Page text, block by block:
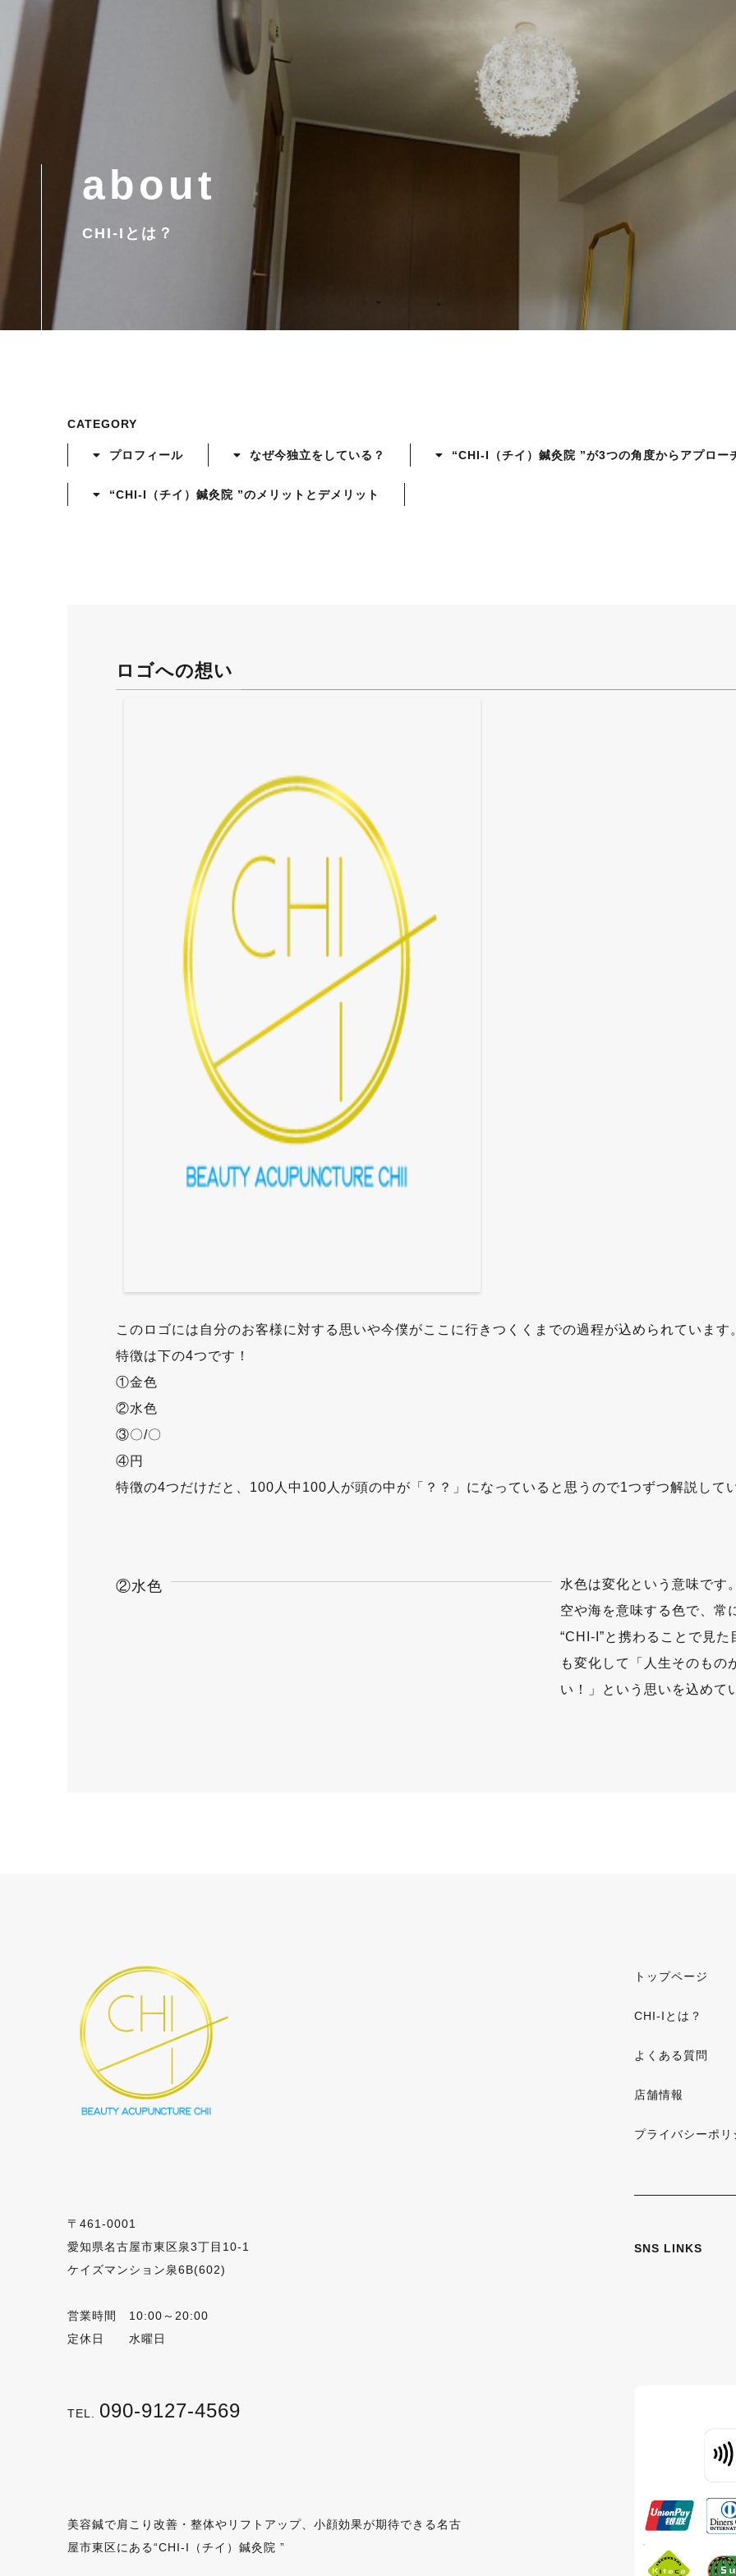
about
CHI-Iとは？
CATEGORY
プロフィール なぜ今独立をしている？ “CHI-I（チイ）鍼灸院 ”が3つの角度からアプロー
“CHI-I（チイ）鍼灸院 ”のメリットとデメリット
ロゴへの想い
このロゴには自分のお客様に対する思いや今僕がここに行きつくくまでの過程が込められています
​特徴は下の4つです！
①金色
②水色
③〇/〇
④円
特徴の4つだけだと、100人中100人が頭の中が「？？」に​なっていると思うので1つずつ解説して
②水色
水色は変化という意味です
空や海を意味する色で、常
“CHI-I”と携わることで見
も変化して「人生そのもの
い！」という思いを込めて
〒461-0001
愛知県名古屋市東区泉3丁目10-1
ケイズマンション泉6B(602)
営業時間 10:00～20:00
定休日 水曜日
TEL. 090-9127-4569
美容鍼で肩こり改善・整体やリフトアップ、小顔効果が期待できる名古
屋市東区にある“CHI-I（チイ）鍼灸院 ”
トップページ
CHI-Iとは？
よくある質問
店舗情報
プライバシーポリ
SNS LINKS